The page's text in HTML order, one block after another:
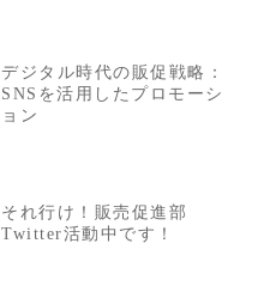
デジタル時代の販促戦略：
SNSを活用したプロモーシ
ョン
それ行け！販売促進部
Twitter活動中です！